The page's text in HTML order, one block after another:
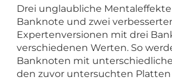
Drei unglaubliche
Banknote und zwei
Expertenversionen mit drei
verschiedenen Werten. So
Banknoten mit
den zuvor untersuchten